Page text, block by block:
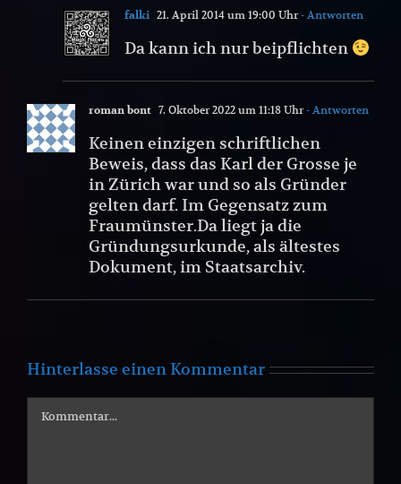
falki 21. April 2014 um 19:00 Uhr- Antworten
Da kann ich nur beipflichten
roman bont 7. Oktober 2022 um 11:18 Uhr- Antworten
Keinen einzigen schriftlichen
Beweis, dass das Karl der Grosse je
in Zürich war und so als Gründer
gelten darf. Im Gegensatz zum
Fraumünster.Da liegt ja die
Gründungsurkunde, als ältestes
Dokument, im Staatsarchiv.
Hinterlasse einen Kommentar